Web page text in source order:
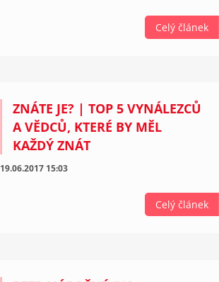
Celý článek
ZNÁTE JE? | TOP 5 VYNÁLEZCŮ
A VĚDCŮ, KTERÉ BY MĚL
KAŽDÝ ZNÁT
19.06.2017 15:03
Celý článek